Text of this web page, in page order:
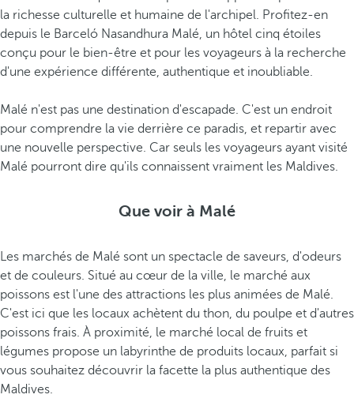
la richesse culturelle et humaine de l'archipel. Profitez-en
depuis le Barceló Nasandhura Malé, un hôtel cinq étoiles
conçu pour le bien-être et pour les voyageurs à la recherche
d'une expérience différente, authentique et inoubliable.
Malé n'est pas une destination d'escapade. C'est un endroit
pour comprendre la vie derrière ce paradis, et repartir avec
une nouvelle perspective. Car seuls les voyageurs ayant visité
Malé pourront dire qu'ils connaissent vraiment les Maldives.
Que voir à Malé
Les marchés de Malé sont un spectacle de saveurs, d'odeurs
et de couleurs. Situé au cœur de la ville, le marché aux
poissons est l'une des attractions les plus animées de Malé.
C'est ici que les locaux achètent du thon, du poulpe et d'autres
poissons frais. À proximité, le marché local de fruits et
légumes propose un labyrinthe de produits locaux, parfait si
vous souhaitez découvrir la facette la plus authentique des
Maldives.
'
u
n
d
s
t
e
m
l
e
s
p
l
u
s
s